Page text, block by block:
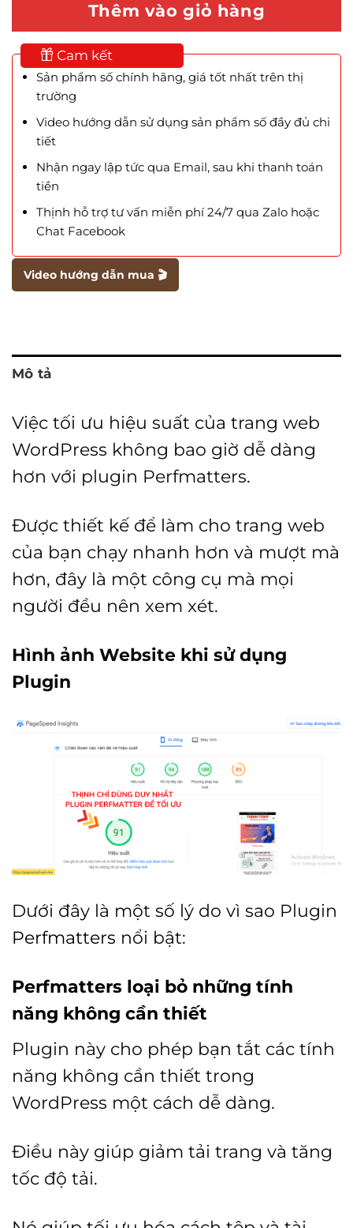
Thêm vào giỏ hàng
Cam kết
Sản phẩm số chính hãng, giá tốt nhất trên thị
trường
Video hướng dẫn sử dụng sản phẩm số đầy đủ chi
tiết
Nhận ngay lập tức qua Email, sau khi thanh toán
tiền
Thịnh hỗ trợ tư vấn miễn phí 24/7 qua Zalo hoặc
Chat Facebook
Video hướng dẫn mua 🎬
Mô tả
Việc tối ưu hiệu suất của trang web
WordPress không bao giờ dễ dàng
hơn với plugin Perfmatters.
Được thiết kế để làm cho trang web
của bạn chạy nhanh hơn và mượt mà
hơn, đây là một công cụ mà mọi
người đều nên xem xét.
Hình ảnh Website khi sử dụng
Plugin
Dưới đây là một số lý do vì sao Plugin
Perfmatters nổi bật:
Perfmatters loại bỏ những tính
năng không cần thiết
Plugin này cho phép bạn tắt các tính
năng không cần thiết trong
WordPress một cách dễ dàng.
Điều này giúp giảm tải trang và tăng
tốc độ tải.